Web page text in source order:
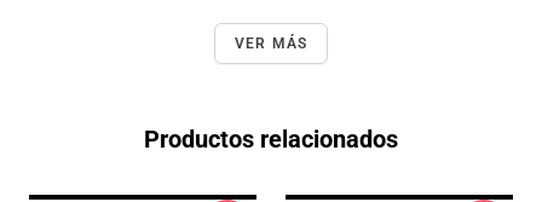
VER MÁS
Productos relacionados